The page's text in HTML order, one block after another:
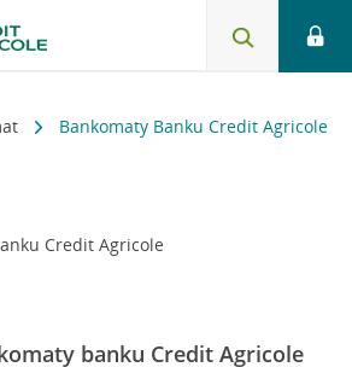
Bankomaty Banku Credit Agricole
Credit Agricole
banku Credit Agricole